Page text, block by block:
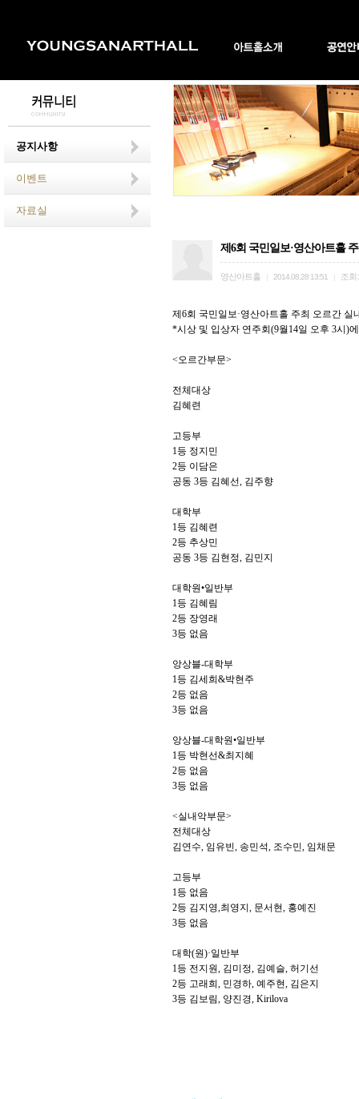
공지사항
이벤트
자료실
제6회 국민일보·영산아트홀
영산아트홀 2014.08.28 13:51 조회
제6회 국민일보·영산아트홀 주최 오르간 실
*시상 및 입상자 연주회(9월14일 오후 3시)
<오르간부문>
전체대상
김혜련
고등부
1등 정지민
2등 이담은
공동 3등 김혜선, 김주향
대학부
1등 김혜련
2등 추상민
공동 3등 김현정, 김민지
대학원•일반부
1등 김혜림
2등 장영래
3등 없음
앙상블-대학부
1등 김세희&박현주
2등 없음
3등 없음
앙상블-대학원•일반부
1등 박현선&최지혜
2등 없음
3등 없음
<실내악부문>
전체대상
김연수, 임유빈, 송민석, 조수민, 임채문
고등부
1등 없음
2등 김지영,최영지, 문서현, 홍예진
3등 없음
대학(원)·일반부
1등 전지원, 김미정, 김예슬, 허기선
2등 고래희, 민경하, 예주현, 김은지
3등 김보림, 양진경, Kirilova